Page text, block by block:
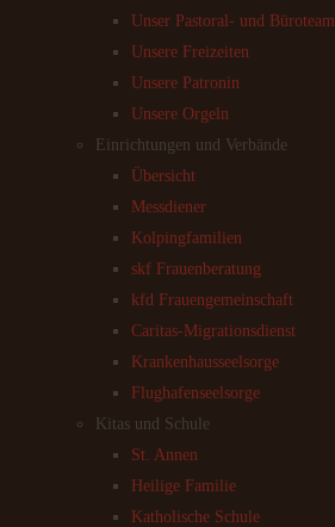
Unser Pastoral- und Büroteam
Unsere Freizeiten
Unsere Patronin
Unsere Orgeln
Einrichtungen und Verbände
Übersicht
Messdiener
Kolpingfamilien
skf Frauenberatung
kfd Frauengemeinschaft
Caritas-Migrationsdienst
Krankenhausseelsorge
Flughafenseelsorge
Kitas und Schule
St. Annen
Heilige Familie
Katholische Schule